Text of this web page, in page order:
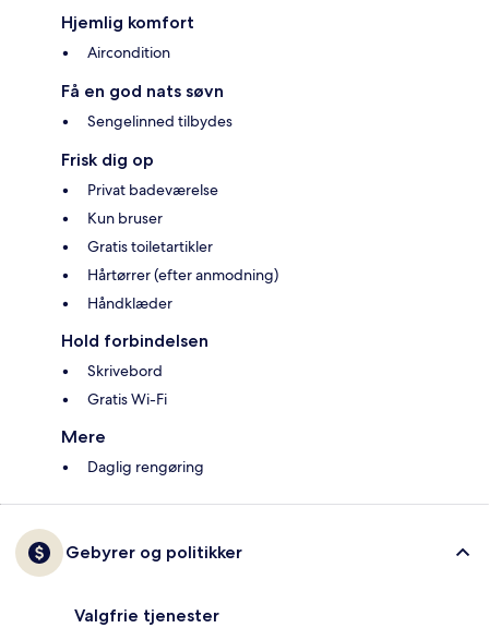
Hjemlig komfort
Aircondition
Få en god nats søvn
Sengelinned tilbydes
Frisk dig op
Privat badeværelse
Kun bruser
Gratis toiletartikler
Hårtørrer (efter anmodning)
Håndklæder
Hold forbindelsen
Skrivebord
Gratis Wi-Fi
Mere
Daglig rengøring
Gebyrer og politikker
Valgfrie tjenester